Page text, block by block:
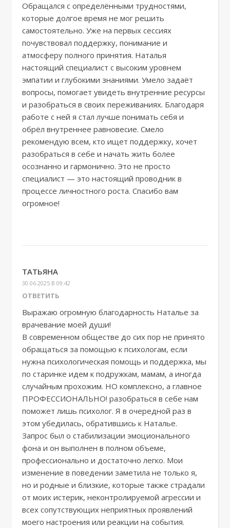
Обращался с определёнными трудностями,
которые долгое время не мог решить
самостоятельно. Уже на первых сессиях
почувствовал поддержку, понимание и
атмосферу полного принятия. Наталья
настоящий специалист с высоким уровнем
эмпатии и глубокими знаниями. Умело задаёт
вопросы, помогает увидеть внутренние ресурсы
и разобраться в своих переживаниях. Благодаря
работе с ней я стал лучше понимать себя и
обрёл внутреннее равновесие. Смело
рекомендую всем, кто ищет поддержку, хочет
разобраться в себе и начать жить более
осознанно и гармонично. Это не просто
специалист — это настоящий проводник в
процессе личностного роста. Спасибо вам
огромное!
ТАТЬЯНА
30.06.2025 В 09:42
ОТВЕТИТЬ
Выражаю огромную благодарность Наталье за
врачевание моей души!
В современном обществе до сих пор не принято
обращаться за помощью к психологам, если
нужна психологическая помощь и поддержка, мы
по старинке идем к подружкам, мамам, а иногда
случайным прохожим. НО комплексно, а главное
ПРОФЕССИОНАЛЬНО! разобраться в себе нам
поможет лишь психолог. Я в очередной раз в
этом убедилась, обратившись к Наталье.
Запрос был о стабилизации эмоционального
фона и он выполнен в полном объеме,
профессионально и достаточно легко. Мои
изменение в поведении заметила не только я,
но и родные и близкие, которые также страдали
от моих истерик, неконтролируемой агрессии и
всех сопутствующих неприятных проявлений
моего настроения или реакции на события.